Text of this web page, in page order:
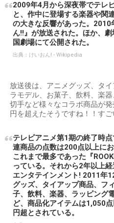
2009年4月から深夜帯でテレ
と、作中に登場する楽器や関
の大きな反響があった。
ん!!』が放送された。ほか、
国劇場にて公開された。
出典： けいおん! - Wikipedia
放送後は、アニメグッズ、タ
ラモデル、お菓子、飲料、楽
切手など様々なコラボ商品が
円を超えたそうですね！！すご
テレビアニメ第1期の終了時
連商品の点数は200点以上に
これまで最多であった『
っている。それから2年以上
エンタテインメント! 2011年
グッズ、タイアップ商品、フ
子、飲料、楽器、ラッピング
ど、商品化アイテムは1,050
円超とされている。